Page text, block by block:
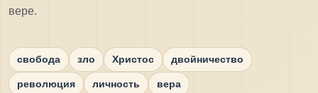
вере.
свобода зло Христос двойничество
революция личность вера